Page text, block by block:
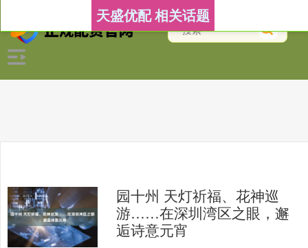
天盛优配 相关话题
园十州 天灯祈福、花神巡
游……在深圳湾区之眼，邂
逅诗意元宵